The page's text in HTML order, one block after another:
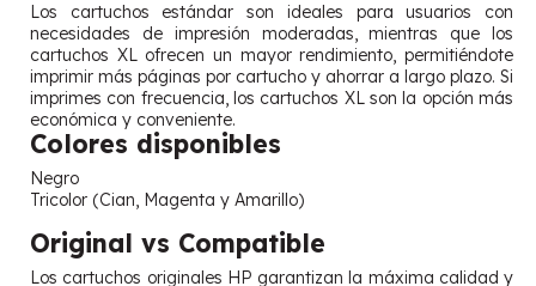
Los cartuchos estándar son ideales para usuarios con
necesidades de impresión moderadas, mientras que los
cartuchos XL ofrecen un mayor rendimiento, permitiéndote
imprimir más páginas por cartucho y ahorrar a largo plazo. Si
imprimes con frecuencia, los cartuchos XL son la opción más
económica y conveniente.
Colores disponibles
Negro
Tricolor (Cian, Magenta y Amarillo)
Original vs Compatible
Los cartuchos originales HP garantizan la máxima calidad y